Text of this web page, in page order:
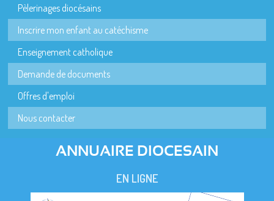
Pèlerinages diocésains
Inscrire mon enfant au catéchisme
Enseignement catholique
Demande de documents
Offres d'emploi
Nous contacter
ANNUAIRE DIOCESAIN
EN LIGNE